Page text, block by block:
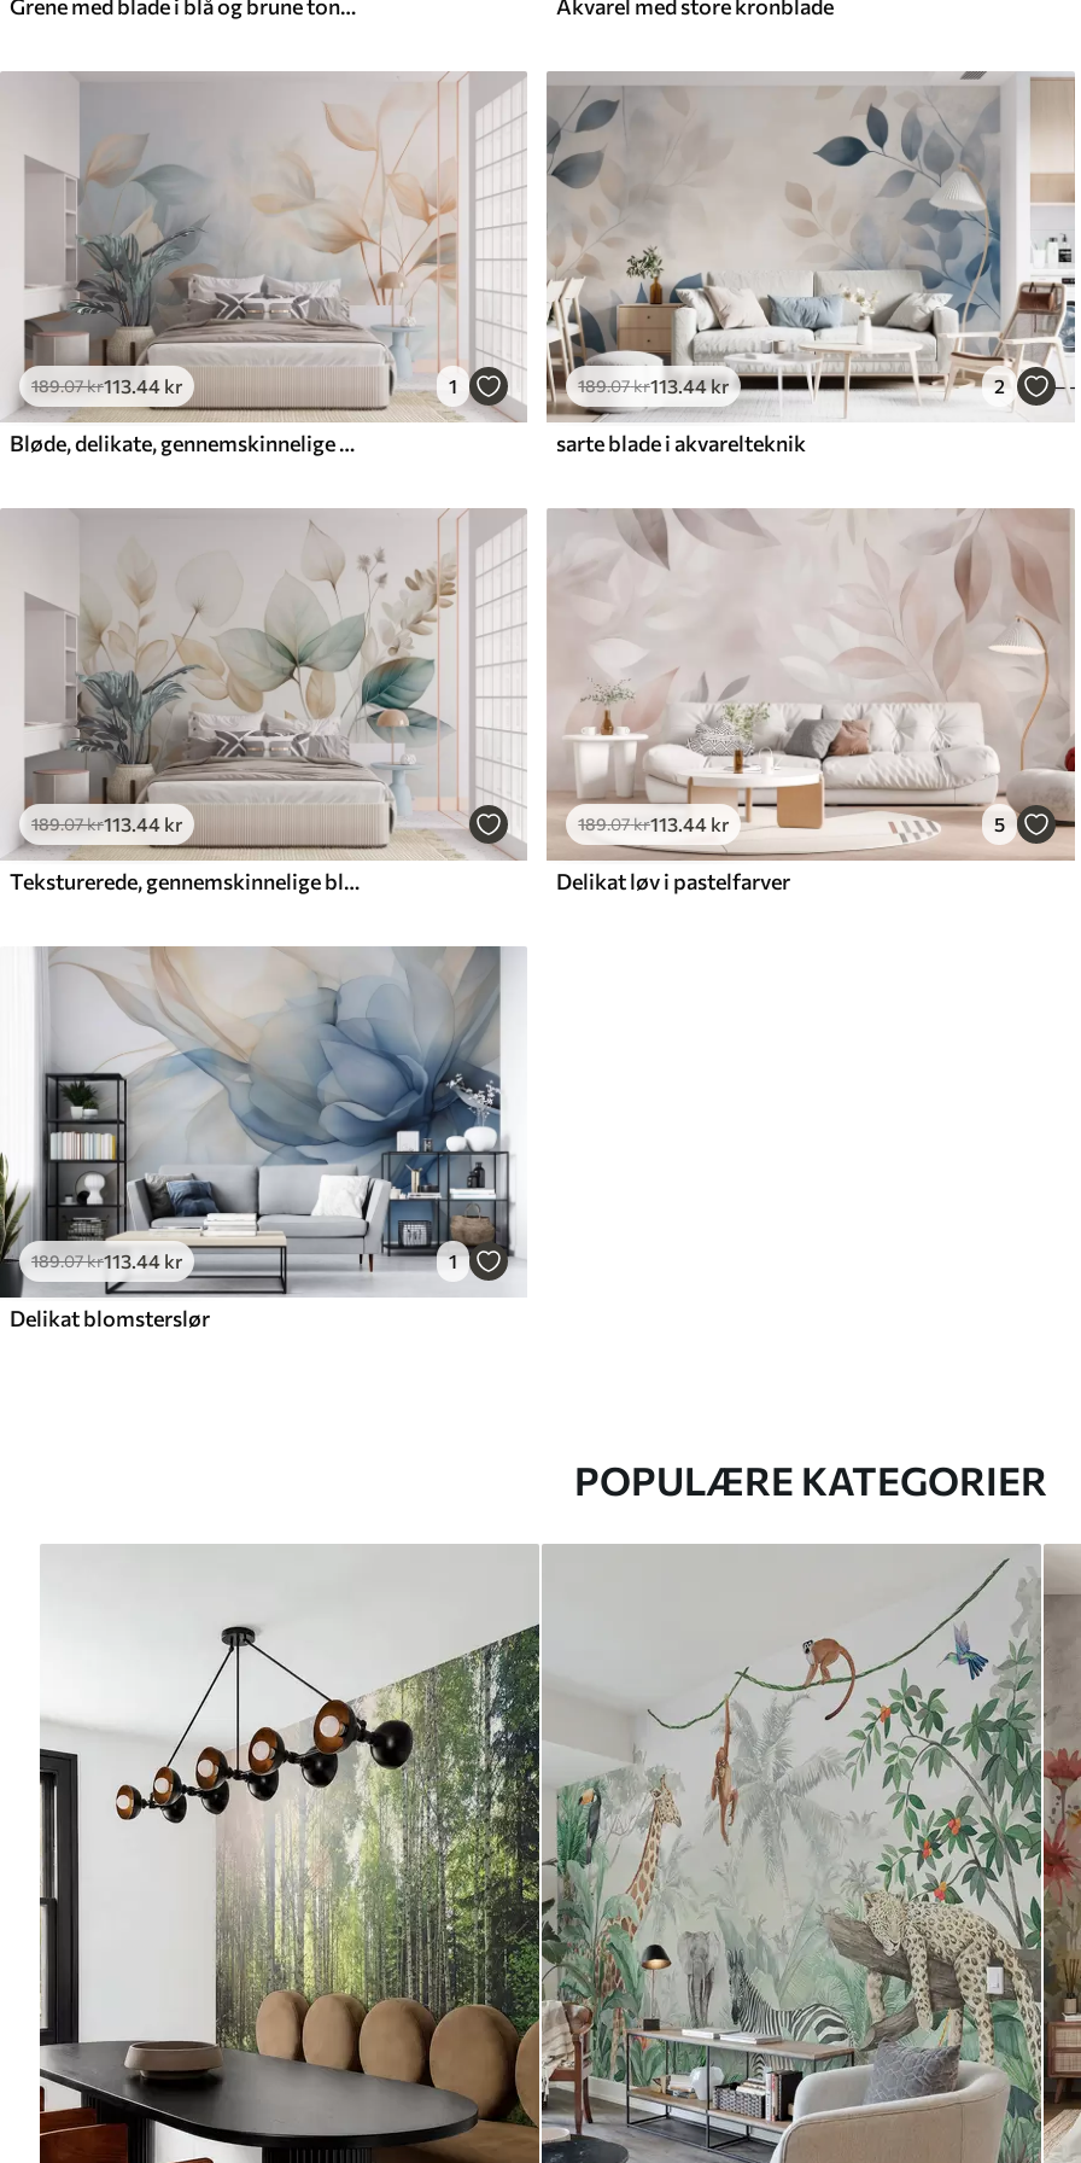
Grene med blade i blå og brune toner, lys baggrund, blød og delikat, akvarel-stil Akvarel med store kronblade
189.07kr113.44 kr 1
Bløde, delikate, gennemskinnelige blade i dæmpede nuancer af beige, fersken og lys blå, tekstureret pastellkunst.
189.07kr113.44kr 2
sarte blade i akvarelteknik
189.07kr113 .44 kr
Teksturerede, gennemskinnelige blade i dæmpede beige- og blågrønne nuancer med fine stilke på en blød, lys baggrund
189.07kr113 .44 kr 5
Delikat løv i pastelfarver
189.07kr113.44 kr 1
Delikat blomsterslør
POPULÆRE KATEGORIER